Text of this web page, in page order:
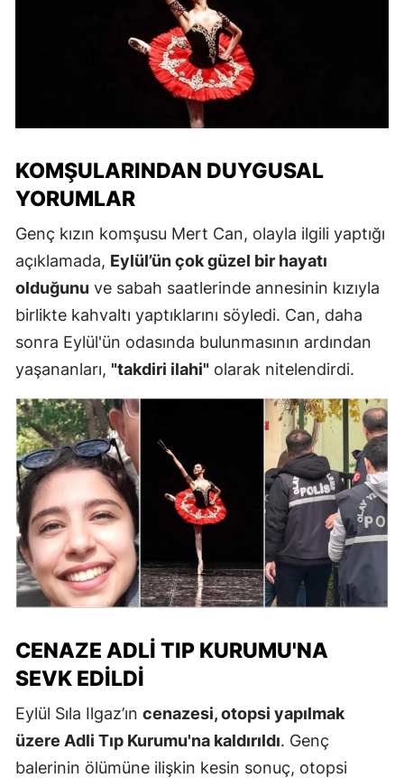
KOMŞULARINDAN DUYGUSAL
YORUMLAR
Genç kızın komşusu Mert Can, olayla ilgili yaptığı
açıklamada, Eylül’ün çok güzel bir hayatı
olduğunu ve sabah saatlerinde annesinin kızıyla
birlikte kahvaltı yaptıklarını söyledi. Can, daha
sonra Eylül'ün odasında bulunmasının ardından
yaşananları, "takdiri ilahi" olarak nitelendirdi.
CENAZE ADLI TIP KURUMU'NA
SEVK EDILDI
Eylül Sıla Ilgaz’ın cenazesi, otopsi yapılmak
üzere Adli Tıp Kurumu'na kaldırıldı. Genç
balerinin ölümüne ilişkin kesin sonuç, otopsi